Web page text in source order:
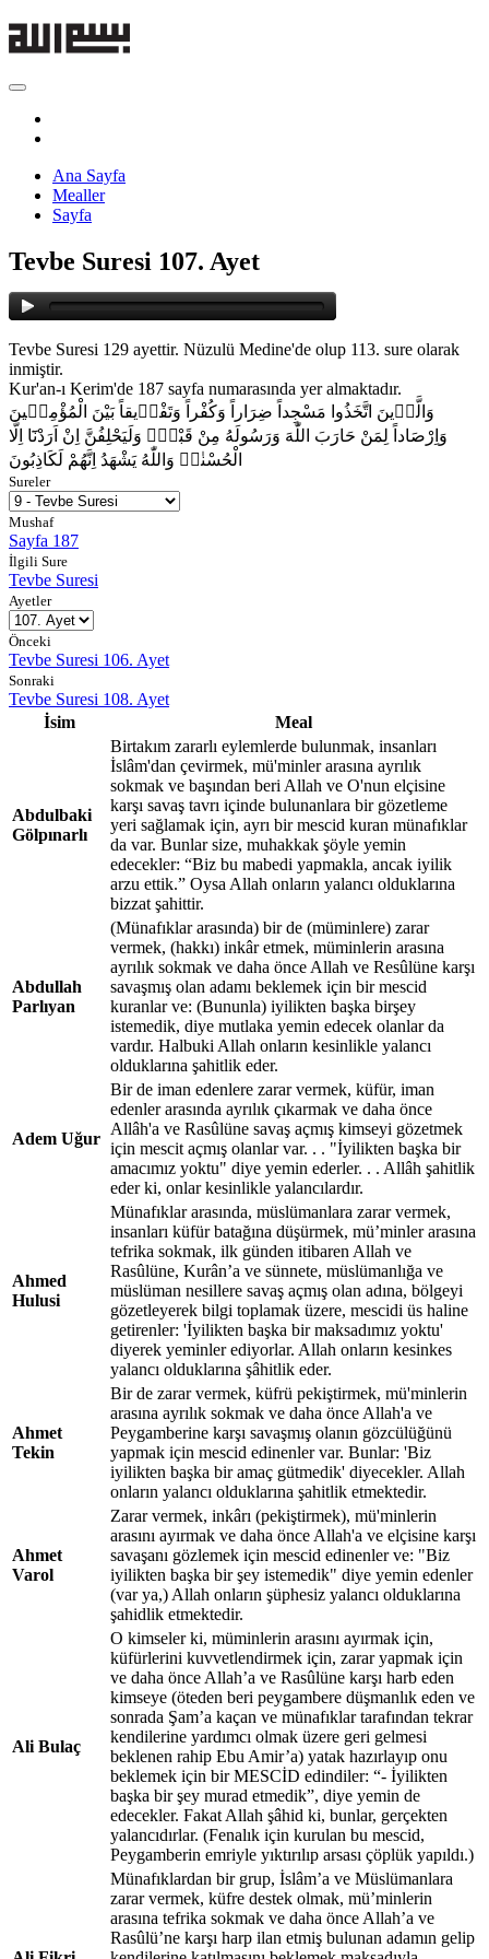
Ana Sayfa
Mealler
Sayfa
Tevbe Suresi 107. Ayet
Tevbe Suresi 129 ayettir. Nüzulü Medine'de olup 113. sure olarak
inmiştir.
Kur'an-ı Kerim'de 187 sayfa numarasında yer almaktadır.
وَالَّذ۪ينَ اتَّخَذُوا مَسْجِداً ضِرَاراً وَكُفْراً وَتَفْر۪يقاً بَيْنَ الْمُؤْمِن۪ينَ
وَاِرْصَاداً لِمَنْ حَارَبَ اللّٰهَ وَرَسُولَهُ مِنْ قَبْلُۜ وَلَيَحْلِفُنَّ اِنْ اَرَدْنَٓا اِلَّا
الْحُسْنٰىۜ وَاللّٰهُ يَشْهَدُ اِنَّهُمْ لَكَاذِبُونَ
Sureler
Mushaf
Sayfa 187
İlgili Sure
Tevbe Suresi
Ayetler
Önceki
Tevbe Suresi 106. Ayet
Sonraki
Tevbe Suresi 108. Ayet
İsim
Meal
Abdulbaki
Gölpınarlı
Birtakım zararlı eylemlerde bulunmak, insanları
İslâm'dan çevirmek, mü'minler arasına ayrılık
sokmak ve başından beri Allah ve O'nun elçisine
karşı savaş tavrı içinde bulunanlara bir gözetleme
yeri sağlamak için, ayrı bir mescid kuran münafıklar
da var. Bunlar size, muhakkak şöyle yemin
edecekler: “Biz bu mabedi yapmakla, ancak iyilik
arzu ettik.” Oysa Allah onların yalancı olduklarına
bizzat şahittir.
Abdullah
Parlıyan
(Münafıklar arasında) bir de (müminlere) zarar
vermek, (hakkı) inkâr etmek, müminlerin arasına
ayrılık sokmak ve daha önce Allah ve Resûlüne karşı
savaşmış olan adamı beklemek için bir mescid
kuranlar ve: (Bununla) iyilikten başka birşey
istemedik, diye mutlaka yemin edecek olanlar da
vardır. Halbuki Allah onların kesinlikle yalancı
olduklarına şahitlik eder.
Adem Uğur
Bir de iman edenlere zarar vermek, küfür, iman
edenler arasında ayrılık çıkarmak ve daha önce
Allâh'a ve Rasûlüne savaş açmış kimseyi gözetmek
için mescit açmış olanlar var. . . "İyilikten başka bir
amacımız yoktu" diye yemin ederler. . . Allâh şahitlik
eder ki, onlar kesinlikle yalancılardır.
Ahmed
Hulusi
Münafıklar arasında, müslümanlara zarar vermek,
insanları küfür batağına düşürmek, mü’minler arasına
tefrika sokmak, ilk günden itibaren Allah ve
Rasûlüne, Kurân’a ve sünnete, müslümanlığa ve
müslüman nesillere savaş açmış olan adına, bölgeyi
gözetleyerek bilgi toplamak üzere, mescidi üs haline
getirenler: 'İyilikten başka bir maksadımız yoktu'
diyerek yeminler ediyorlar. Allah onların kesinkes
yalancı olduklarına şâhitlik eder.
Ahmet
Tekin
Bir de zarar vermek, küfrü pekiştirmek, mü'minlerin
arasına ayrılık sokmak ve daha önce Allah'a ve
Peygamberine karşı savaşmış olanın gözcülüğünü
yapmak için mescid edinenler var. Bunlar: 'Biz
iyilikten başka bir amaç gütmedik' diyecekler. Allah
onların yalancı olduklarına şahitlik etmektedir.
Ahmet
Varol
Zarar vermek, inkârı (pekiştirmek), mü'minlerin
arasını ayırmak ve daha önce Allah'a ve elçisine karşı
savaşanı gözlemek için mescid edinenler ve: "Biz
iyilikten başka bir şey istemedik" diye yemin edenler
(var ya,) Allah onların şüphesiz yalancı olduklarına
şahidlik etmektedir.
Ali Bulaç
O kimseler ki, müminlerin arasını ayırmak için,
küfürlerini kuvvetlendirmek için, zarar yapmak için
ve daha önce Allah’a ve Rasûlüne karşı harb eden
kimseye (öteden beri peygambere düşmanlık eden ve
sonrada Şam’a kaçan ve münafıklar tarafından tekrar
kendilerine yardımcı olmak üzere geri gelmesi
beklenen rahip Ebu Amir’a) yatak hazırlayıp onu
beklemek için bir MESCİD edindiler: “- İyilikten
başka bir şey murad etmedik”, diye yemin de
edecekler. Fakat Allah şâhid ki, bunlar, gerçekten
yalancıdırlar. (Fenalık için kurulan bu mescid,
Peygamberin emriyle yıktırılıp arsası çöplük yapıldı.)
Münafıklardan bir grup, İslâm’a ve Müslümanlara
zarar vermek, küfre destek olmak, mü’minlerin
arasına tefrika sokmak ve daha önce Allah’a ve
Rasûlü’ne karşı harp ilan etmiş bulunan adamın gelip